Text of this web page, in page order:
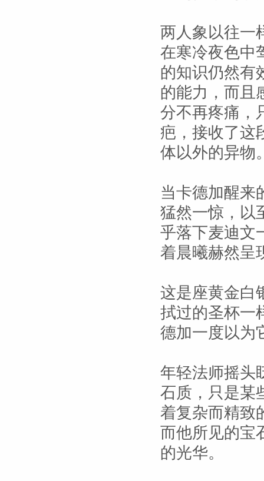
两人象以往一
在寒冷夜色中
的知识仍然有
的能力，而且
分不再疼痛，
疤，接收了这
体以外的异物
当卡德加醒来
猛然一惊，以
乎落下麦迪文
着晨曦赫然呈
这是座黄金白
拭过的圣杯一
德加一度以为
年轻法师摇头
石质，只是某
着复杂而精致
而他所见的宝
的光华。